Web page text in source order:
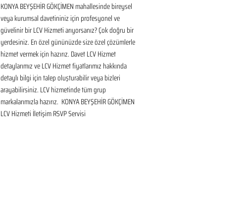
KONYA BEYŞEHİR GÖKÇİMEN mahallesinde bireysel
veya kurumsal davetininiz için profesyonel ve
güvelinir bir LCV Hizmeti arıyorsanız? Çok doğru bir
yerdesiniz. En özel gününüzde size özel çözümlerle
hizmet vermek için hazırız. Davet LCV Hizmet
detaylarımız ve LCV Hizmet fiyatlarımız hakkında
detaylı bilgi için talep oluşturabilir veya bizleri
arayabilirsiniz. LCV hizmetinde tüm grup
markalarımızla hazırız.  KONYA BEYŞEHİR GÖKÇİMEN
LCV Hizmeti İletişim RSVP Servisi